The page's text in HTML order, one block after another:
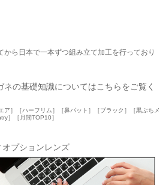
ら日本で一本ずつ組み立て加工を行っており
ネの基礎知識についてはこちらをご覧く
ア］［ハーフリム］［鼻パット］［ブラック］［黒ぶちメ
］［月間TOP10］
プションレンズ